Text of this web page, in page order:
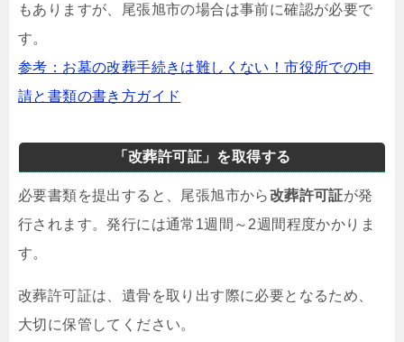
もありますが、尾張旭市の場合は事前に確認が必要で
す。
参考：お墓の改葬手続きは難しくない！市役所での申
請と書類の書き方ガイド
「改葬許可証」を取得する
必要書類を提出すると、尾張旭市から改葬許可証が発
行されます。発行には通常1週間～2週間程度かかりま
す。
改葬許可証は、遺骨を取り出す際に必要となるため、
大切に保管してください。